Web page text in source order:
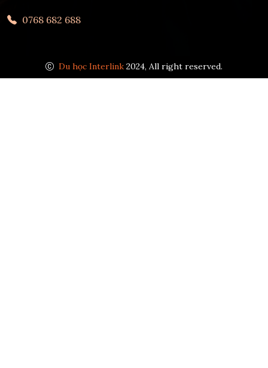
0768 682 688
Du học Interlink 2024, All right reserved.